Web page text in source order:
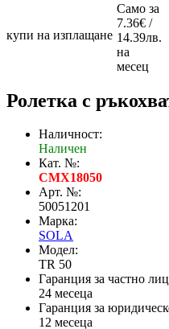
купи на изплащане
Само за
7.36€ /
14.39лв.
на
месец
Ролетка с
Наличност:
Наличен
Кат. №:
CMX18050
Арт. №:
50051201
Марка:
SOLA
Модел:
TR 50
Гаранция за частно
24 месеца
Гаранция за
12 месеца